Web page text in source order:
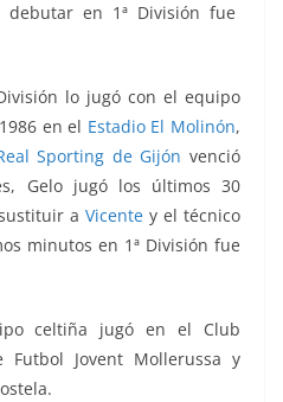
en 1ª División fue
lo jugó con el equipo
en el Estadio El Molinón,
Sporting de Gijón venció
Gelo jugó los últimos 30
a Vicente y el técnico
minutos en 1ª División fue
celtiña jugó en el Club
Futbol Jovent Mollerussa y